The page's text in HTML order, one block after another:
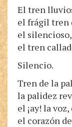
El tren
el frágil tren
el
el tren
Silencio.
Tren de la
la palidez
el ¡ay! la
el corazón